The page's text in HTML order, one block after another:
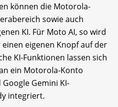
können die Motorola-
sowie auch
KI. Für Moto AI, so wird
eigenen Knopf auf der
KI-Funktionen lassen sich
ein Motorola-Konto
Gemini KI-
integriert.